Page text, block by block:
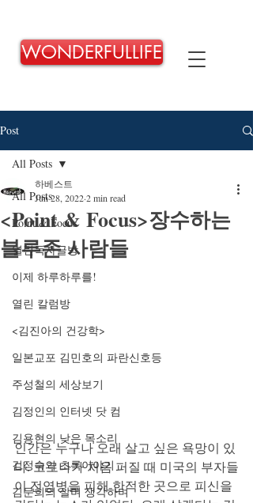
WONDERFULLIFE
Post
All Posts
Point & Focus
열린독자글방
이제 하루하루를!
열린 칼럼방
<김진아의 건강학>
일본교포 김민호의 파란신호등
주성철의 세상보기
김정인의 인터넷 닷 컴
김용현의 낮은 목소리
김정숙의 초록이야기
김문희의 살며 생각하며
All Posts
<Point & Focus>장수하는
블루존 사람들
하베스트
Jun 28, 20222 min read
인간은 누구나 오래 살고 싶은 욕망이 있
다. 코로나가 처음 퍼질 때 미국의 부자들
이 전염병을 피해 한적한 곳으로 피신을